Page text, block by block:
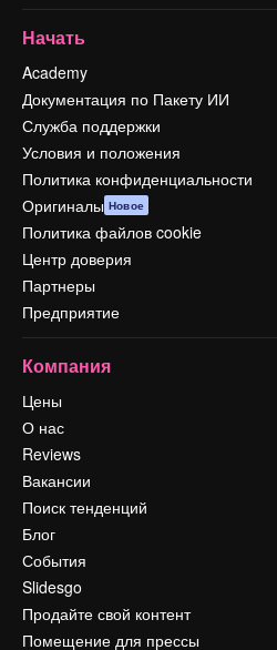
Начать
Academy
Документация по Пакету ИИ
Служба поддержки
Условия и положения
Политика конфиденциальности
Оригиналы Новое
Политика файлов cookie
Центр доверия
Партнеры
Предприятие
Компания
Цены
О нас
Reviews
Вакансии
Поиск тенденций
Блог
События
Slidesgo
Продайте свой контент
Помещение для прессы